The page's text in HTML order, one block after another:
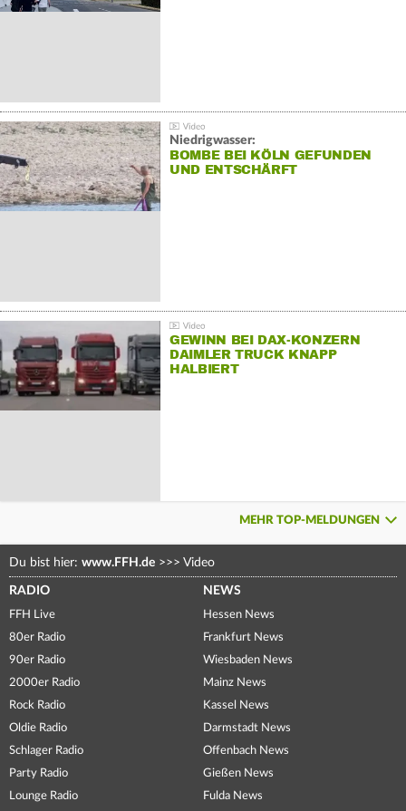
Niedrigwasser:
BOMBE BEI KÖLN GEFUNDEN
UND ENTSCHÄRFT
GEWINN BEI DAX-KONZERN
DAIMLER TRUCK KNAPP
HALBIERT
MEHR TOP-MELDUNGEN
Du bist hier: www.FFH.de >>> Video
RADIO
FFH Live
80er Radio
90er Radio
2000er Radio
Rock Radio
Oldie Radio
Schlager Radio
Party Radio
Lounge Radio
NEWS
Hessen News
Frankfurt News
Wiesbaden News
Mainz News
Kassel News
Darmstadt News
Offenbach News
Gießen News
Fulda News